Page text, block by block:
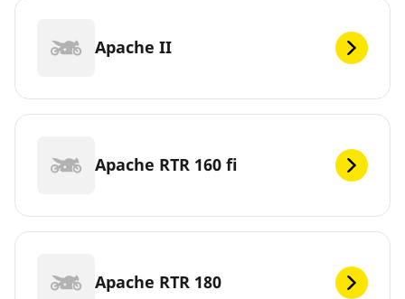
Apache II
Apache RTR 160 fi
Apache RTR 180